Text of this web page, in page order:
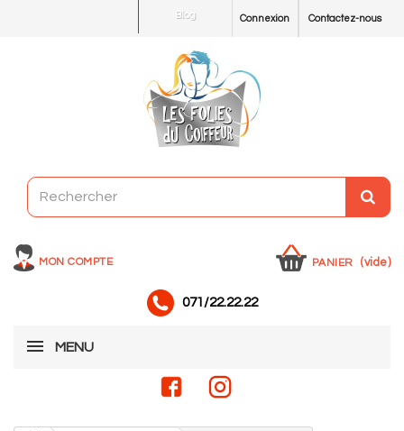
Contactez-nous
Connexion
Blog
MON COMPTE PANIER (vide)
071/22.22.22
MENU